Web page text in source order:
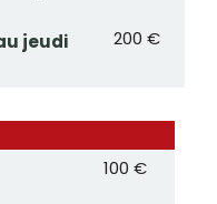
jeudi
200 €
100 €